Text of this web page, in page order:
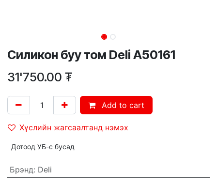
Силикон буу том Deli A50161
31'750.00 ₮
Add to cart
Хүслийн жагсаалтанд нэмэх
Дотоод УБ-с бусад
Брэнд: Deli